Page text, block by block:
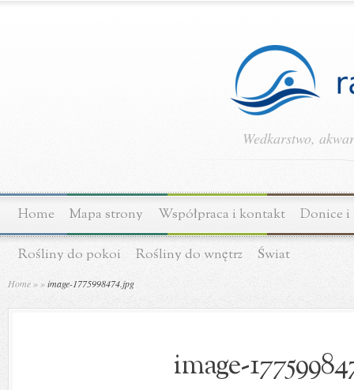
Wedkarstwo,
Home Mapa strony Współpraca i kontakt Donice i
Rośliny do pokoi Rośliny do wnętrz Świat
Home » »image-1775998474.jpg
image-